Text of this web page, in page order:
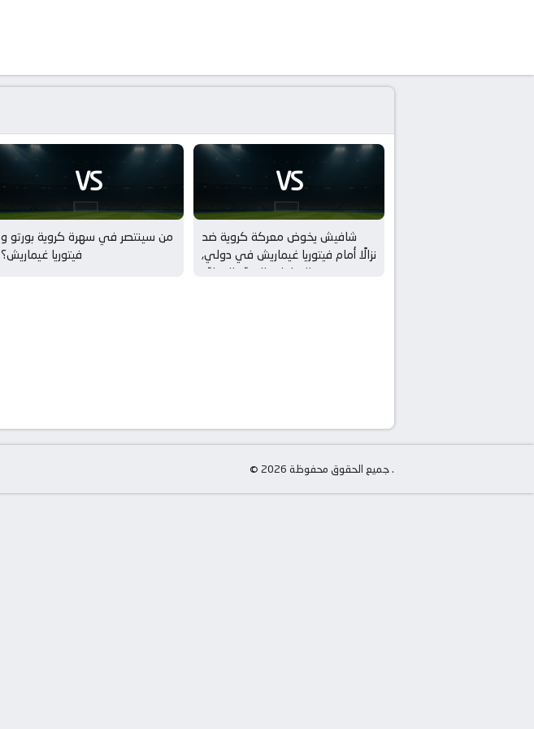
VS
من سينتصر في سهرة كروية بورتو و
فيتوريا غيماريش؟
VS
شافيش يخوض معركة كروية ضد
نزالًا أمام فيتوريا غيماريش في دولي,
المباريات الوديّة الدوليّة
© جميع الحقوق محفوظة 2026 .